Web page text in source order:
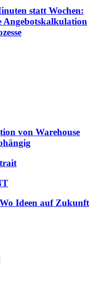
statt Wochen:
Angebotskalkulation
von Warehouse
Ideen auf Zukunft